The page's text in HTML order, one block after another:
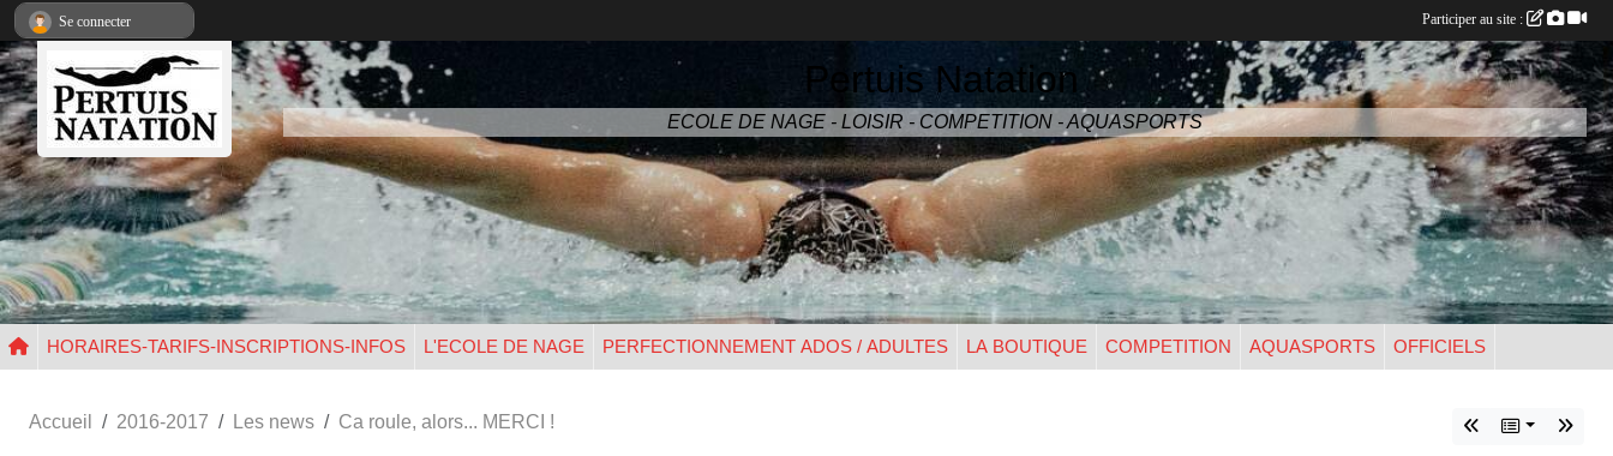
Pertuis Natation
ECOLE DE NAGE - LOISIR - COMPETITION - AQUASPORTS
HORAIRES-TARIFS-INSCRIPTIONS-INFOS L'ECOLE DE NAGE PERFECTIONNEMENT ADOS / ADULTES LA BOUTIQUE COMPETITION AQUASPORTS OFFICIELS
Accueil 2016-2017 Les news Ca roule, alors... MERCI !
Se connecter Participer au site :
Panneau de gestion des cookies